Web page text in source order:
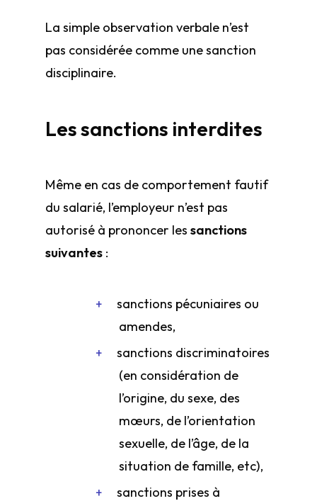
La simple observation verbale n’est
pas considérée comme une sanction
disciplinaire.
Les sanctions interdites
Même en cas de comportement fautif
du salarié, l’employeur n’est pas
autorisé à prononcer les sanctions
suivantes :
sanctions pécuniaires ou
amendes,
sanctions discriminatoires
(en considération de
l’origine, du sexe, des
mœurs, de l’orientation
sexuelle, de l’âge, de la
situation de famille, etc),
sanctions prises à